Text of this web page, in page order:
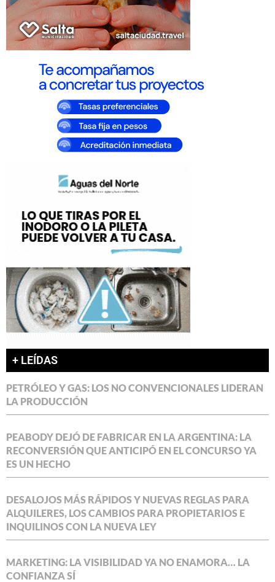
+ LEÍDAS
PETRÓLEO Y GAS: LOS NO CONVENCIONALES LIDERAN
LA PRODUCCIÓN
PEABODY DEJÓ DE FABRICAR EN LA ARGENTINA: LA
RECONVERSIÓN QUE ANTICIPÓ EN EL CONCURSO YA
ES UN HECHO
DESALOJOS MÁS RÁPIDOS Y NUEVAS REGLAS PARA
ALQUILERES, LOS CAMBIOS PARA PROPIETARIOS E
INQUILINOS CON LA NUEVA LEY
MARKETING: LA VISIBILIDAD YA NO ENAMORA… LA
CONFIANZA SÍ